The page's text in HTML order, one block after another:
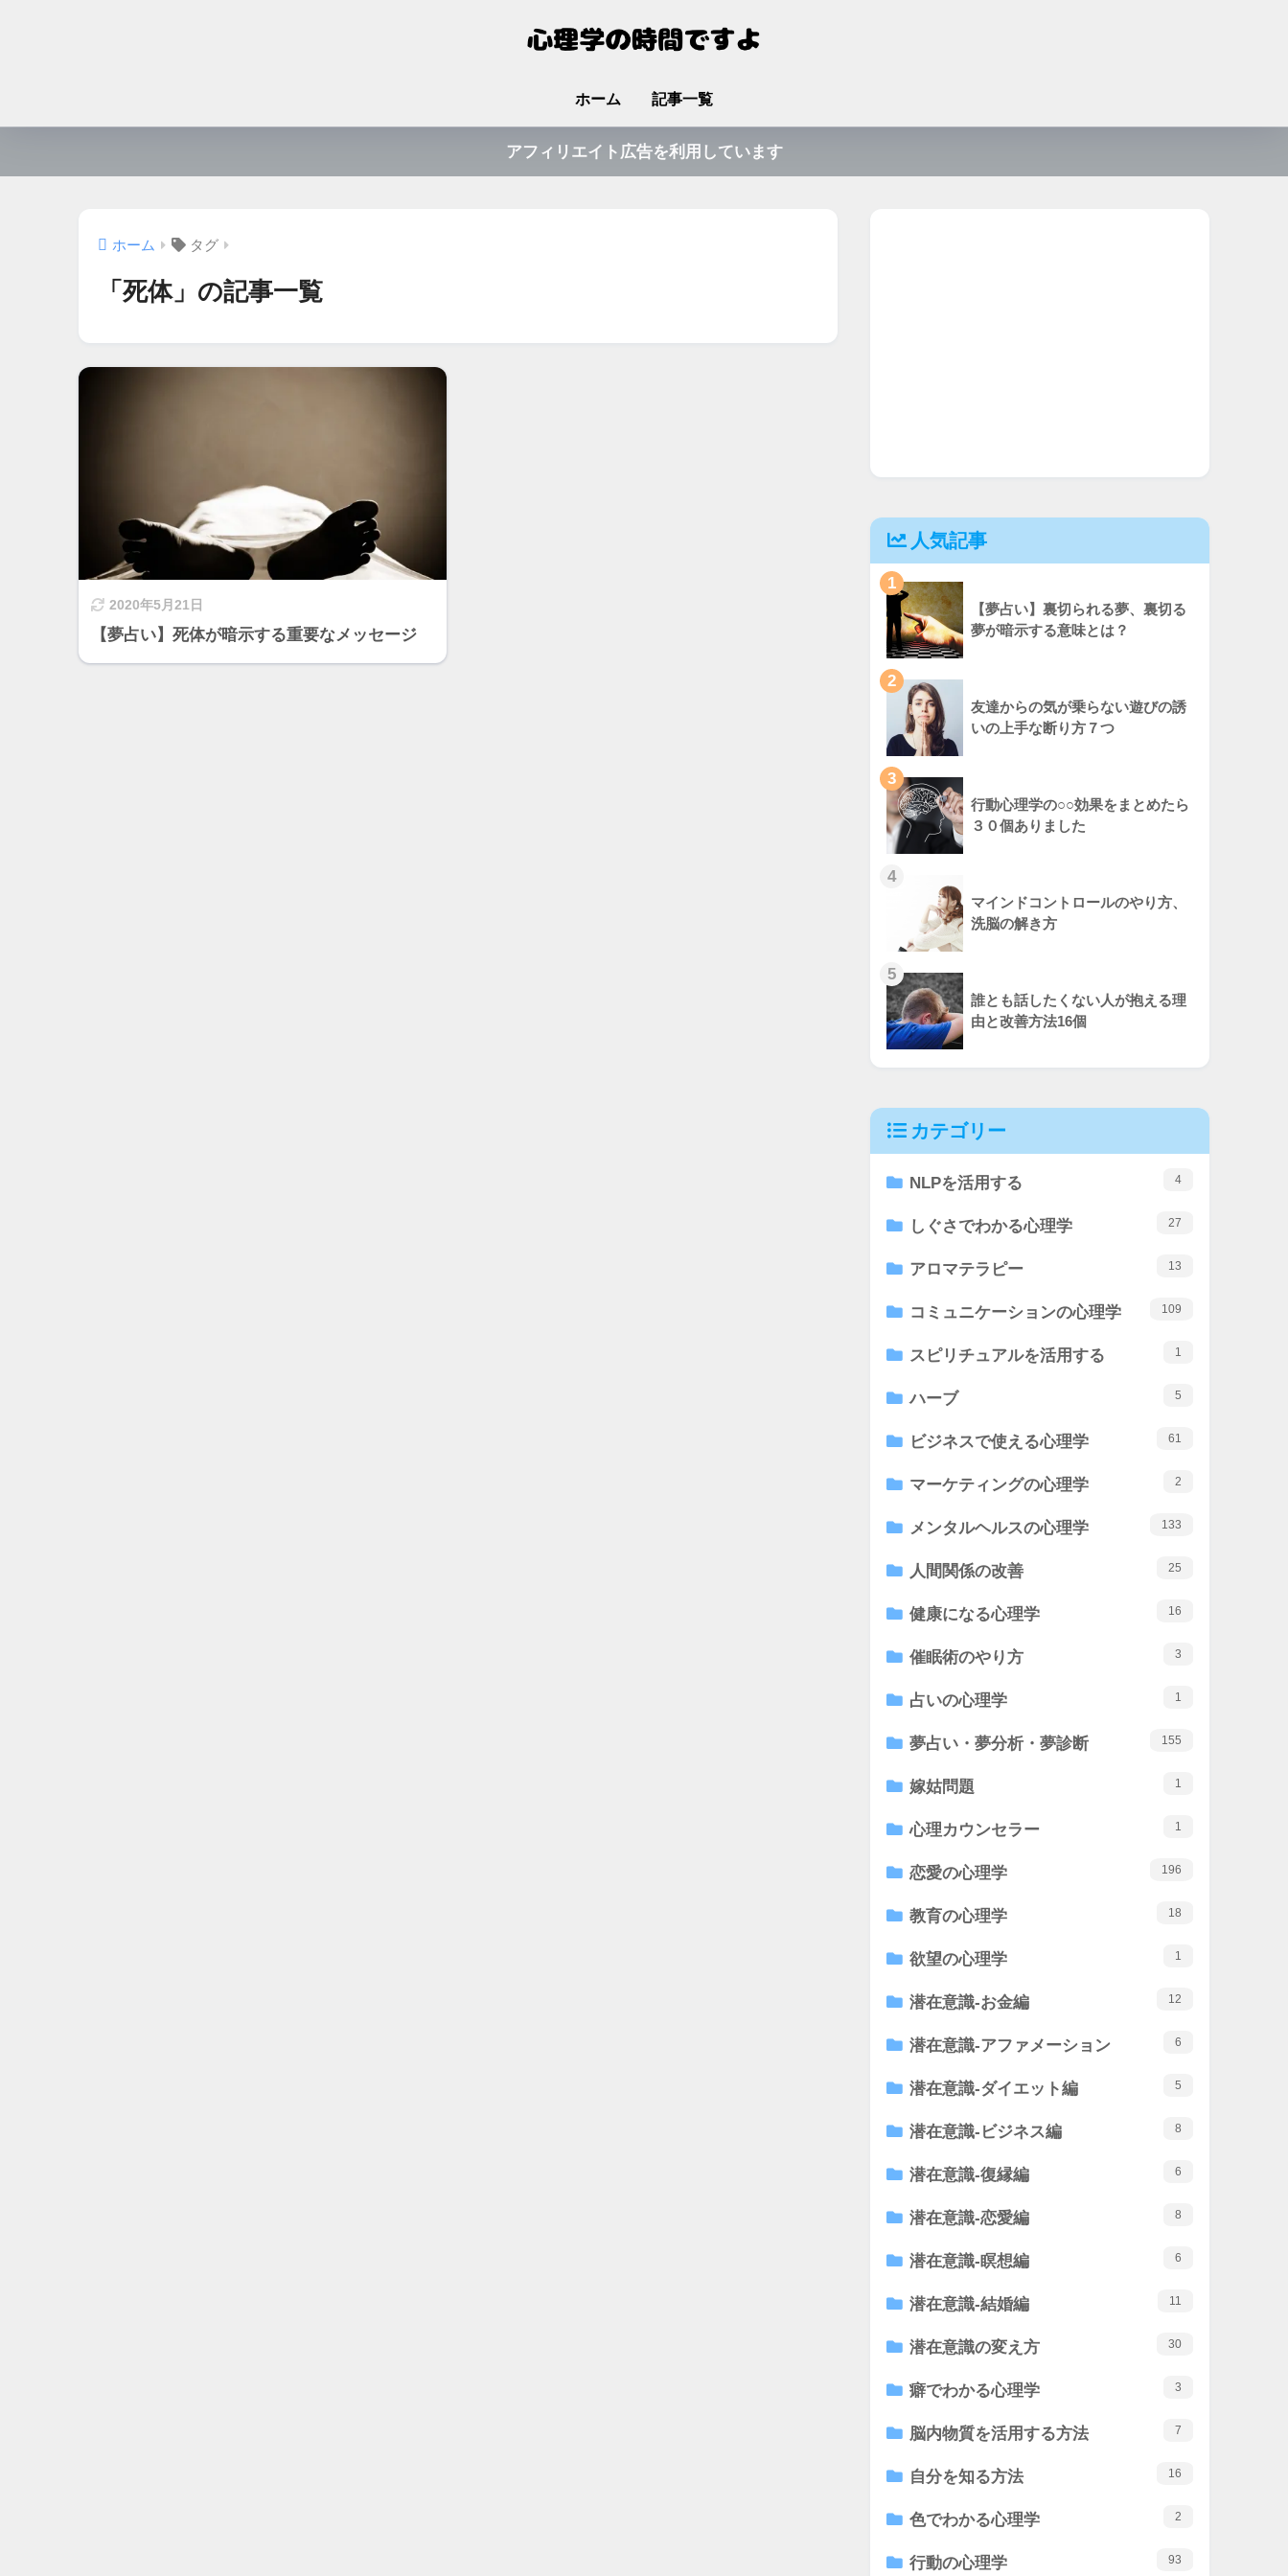
ホーム 記事一覧
アフィリエイト広告を利用しています
ホーム タグ
「死体」の記事一覧
2020年5月21日
【夢占い】死体が暗示する重要なメッセージ
人気記事
1
【夢占い】裏切られる夢、裏切る
夢が暗示する意味とは？
2
友達からの気が乗らない遊びの誘
いの上手な断り方７つ
3
行動心理学の○○効果をまとめたら
３０個ありました
4
マインドコントロールのやり方、
洗脳の解き方
5
誰とも話したくない人が抱える理
由と改善方法16個
カテゴリー
NLPを活用する 4
しぐさでわかる心理学 27
アロマテラピー 13
コミュニケーションの心理学 109
スピリチュアルを活用する 1
ハーブ 5
ビジネスで使える心理学 61
マーケティングの心理学 2
メンタルヘルスの心理学 133
人間関係の改善 25
健康になる心理学 16
催眠術のやり方 3
占いの心理学 1
夢占い・夢分析・夢診断 155
嫁姑問題 1
心理カウンセラー 1
恋愛の心理学 196
教育の心理学 18
欲望の心理学 1
潜在意識-お金編 12
潜在意識-アファメーション 6
潜在意識-ダイエット編 5
潜在意識-ビジネス編 8
潜在意識-復縁編 6
潜在意識-恋愛編 8
潜在意識-瞑想編 6
潜在意識-結婚編 11
潜在意識の変え方 30
癖でわかる心理学 3
脳内物質を活用する方法 7
自分を知る方法 16
色でわかる心理学 2
行動の心理学 93